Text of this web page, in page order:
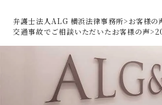
弁護士法人ALG 横浜法律事務所>お客様の
交通事故でご相談いただいたお客様の声>